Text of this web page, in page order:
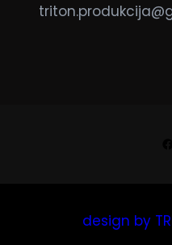
design by